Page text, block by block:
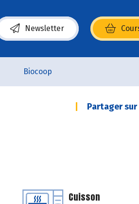
Newsletter
dans une nouvelle fenêtre)
Biocoop
Partager sur
Cuisson